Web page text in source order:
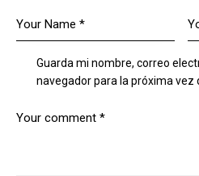
Guarda mi nombre, correo
navegador para la próxima vez